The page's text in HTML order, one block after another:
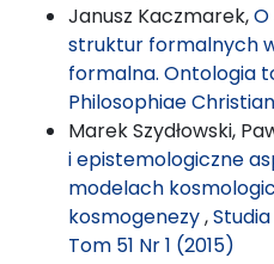
Janusz Kaczmarek,
struktur formalnych
formalna. Ontologia
Philosophiae
Marek Szydłowski,
i epistemologiczne
modelach
kosmogenezy,
Tom 51 Nr 1 (2015)